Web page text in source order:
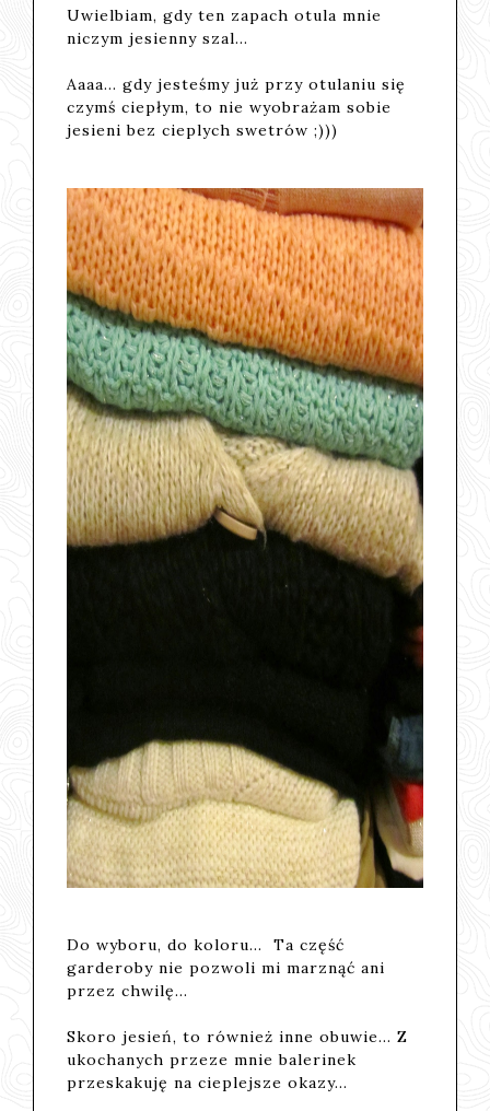
Uwielbiam, gdy ten zapach otula mnie
niczym jesienny szal...
Aaaa... gdy jesteśmy już przy otulaniu się
czymś ciepłym, to nie wyobrażam sobie
jesieni bez cieplych swetrów ;)))
Do wyboru, do koloru... Ta część
garderoby nie pozwoli mi marznąć ani
przez chwilę...
Skoro jesień, to również inne obuwie... Z
ukochanych przeze mnie balerinek
przeskakuję na cieplejsze okazy...